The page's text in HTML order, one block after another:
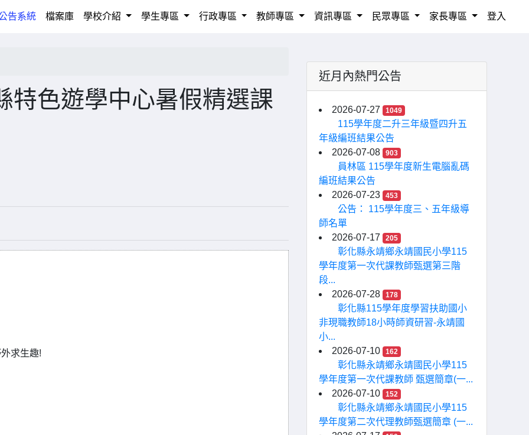
告系統 檔案庫 學校介紹 學生專區 行政專區 教師專區 資訊專區 民眾專區 家長專區 登入
特色遊學中心暑假精選課
求生趣!
近月內熱門公告
2026-07-27 1049
115學年度二升三年級暨四升五
年級編班結果公告
2026-07-08
903
員林區 115學年度新生電腦亂碼
編班結果公告
2026-07-23
453
公告： 115學年度三、五年級導
師名單
2026-07-17
205
彰化縣永靖鄉永靖國民小學115
學年度第一次代課教師甄選第三階
段...
2026-07-28
178
彰化縣115學年度學習扶助國小
非現職教師18小時師資研習-永靖國
小...
2026-07-10
162
彰化縣永靖鄉永靖國民小學115
學年度第一次代課教師 甄選簡章(一...
2026-07-10
152
彰化縣永靖鄉永靖國民小學115
學年度第二次代理教師甄選簡章 (一...